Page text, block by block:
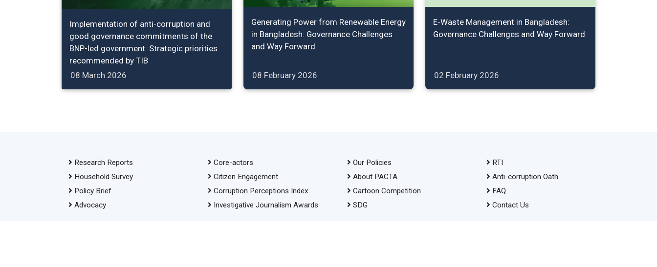
Implementation of anti-corruption and
good governance commitments of the
BNP-led government: Strategic priorities
recommended by TIB
08 March 2026
Generating Power from Renewable Energy
in Bangladesh: Governance Challenges
and Way Forward
08 February 2026
E-Waste Management in Bangladesh:
Governance Challenges and Way Forward
02 February 2026
Research Reports
Household Survey
Policy Brief
Advocacy
Core-actors
Citizen Engagement
Corruption Perceptions Index
Investigative Journalism Awards
Our Policies
About PACTA
Cartoon Competition
SDG
RTI
Anti-corruption Oath
FAQ
Contact Us